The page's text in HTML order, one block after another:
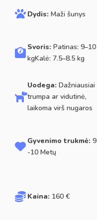
Dydis: Maži šunys
Svoris: Patinas: 9–10
kgKalė: 7.5–8.5 kg
Uodega: Dažniausiai
trumpa ar vidutinė,
laikoma virš nugaros
Gyvenimo trukmė: 9
-10 Metų
Kaina: 160 €